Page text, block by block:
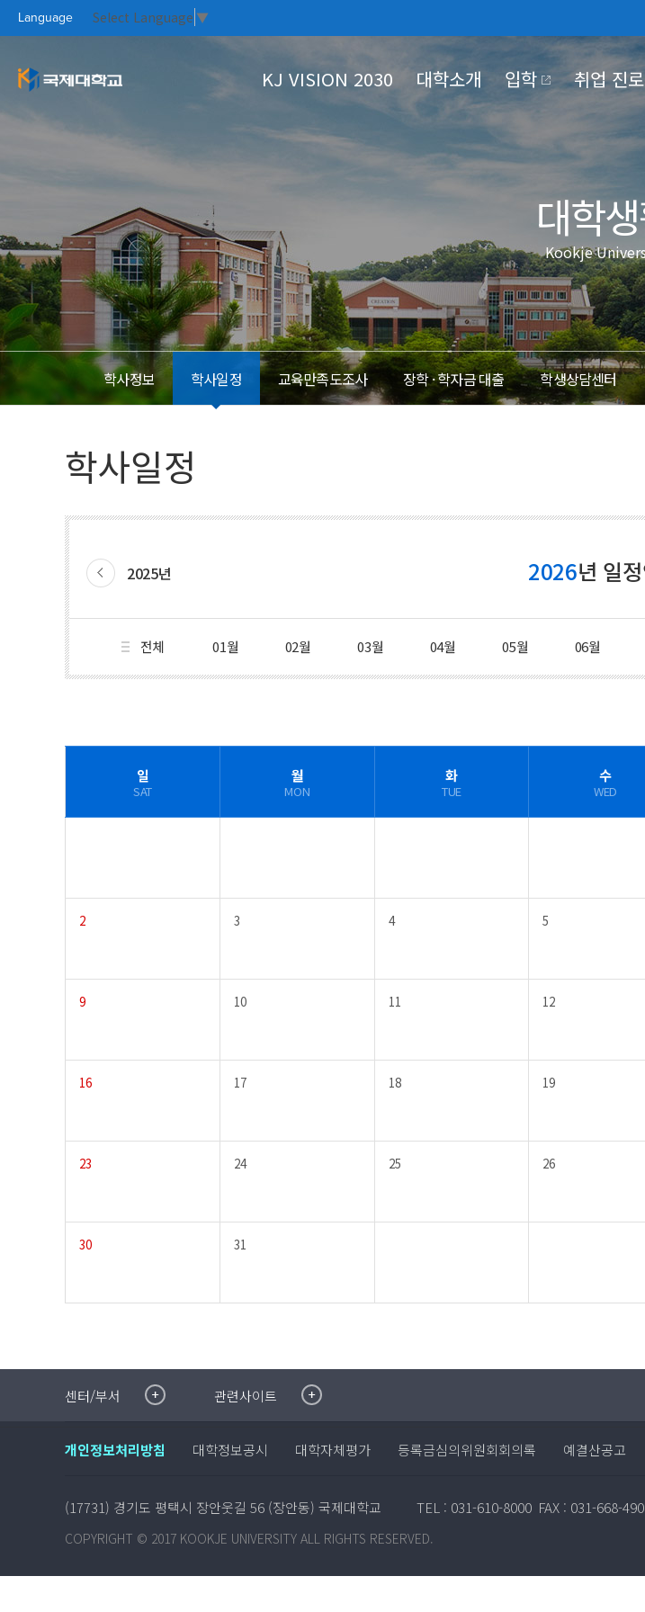
Language Select Language ▼
KJ VISION 2030
KJ VISION 2030 KOOKJE VISION 2025
KJ VISION 2030 전략 영역
이
대학소개
대학소개 KOOKJE UNIVERSITY
대학개요
총장인사말
열린총장실
설립이념과 학훈
대학연혁
대학기관
조직도
대학본부
부속/부설기관
산학협력단
입학 취업 진로
대학생활 CAMPUS LIFE
학사정보
학생상담
수강신청
학사안내
학사일정
홍보실
Focus On 홍보동영상
커뮤니티 KOOKJE COMMUNITY
국제대새소식 장학·대출
자료실 #MeToo제보
대학
Kookje
학사정보 학사일정 교육만족도조사 장학 · 학자금 대출 학생상담센터
학사일정
2025년 2026년 일
전체 01월 02월 03월 04월 05월 06월
일
SAT
월
MON
화
TUE
수
WED
2 3 4 5
9 10 11 12
16 17 18 19
23 24 25 26
30 31
센터/부서취·창업지원센터
학생생활관
평생교육원
교수학습지원센터
관련사이트
이메일무단수집거부
증명발급사이트
개인정보처리방침 대학정보공시 대학자체평가 등록금심의위원회회의록 예결산공고
(17731) 경기도 평택시 장안웃길 56 (장안동) 국제대학교 TEL : 031-610-8000 FAX : 031-668-
COPYRIGHT © 2017 KOOKJE UNIVERSITY ALL RIGHTS RESERVED.